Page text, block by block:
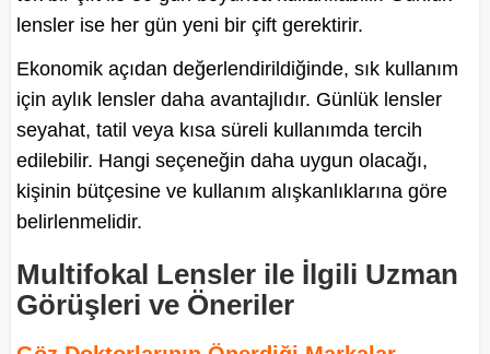
lensler ise her gün yeni bir çift gerektirir.
Ekonomik açıdan değerlendirildiğinde, sık kullanım
için aylık lensler daha avantajlıdır. Günlük lensler
seyahat, tatil veya kısa süreli kullanımda tercih
edilebilir. Hangi seçeneğin daha uygun olacağı,
kişinin bütçesine ve kullanım alışkanlıklarına göre
belirlenmelidir.
Multifokal Lensler ile İlgili Uzman
Görüşleri ve Öneriler